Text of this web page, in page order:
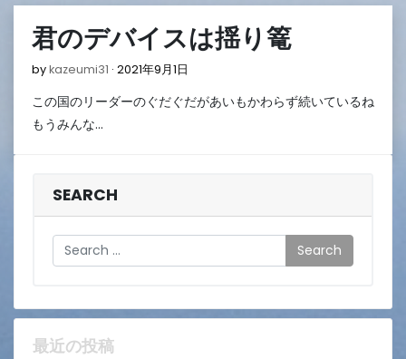
君のデバイスは揺り篭
bykazeumi31 2021年9月1日
9
この国のリーダーのぐだぐだがあいもかわらず続いているね
もうみんな…
SEARCH
Search
最近の投稿